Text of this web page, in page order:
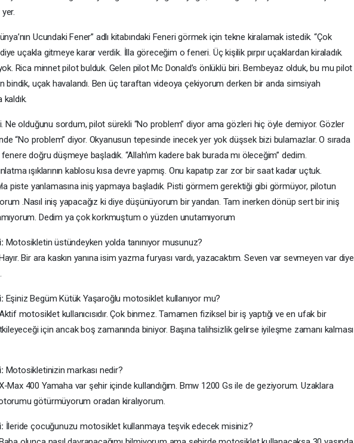
Ucundaki Fener” adlı kitabındaki Feneri görmek için tekne kiralamak istedik. “Çok
diye uçakla gitmeye karar verdik. İlla göreceğim o feneri. Üç kişilik pırpır uçaklardan kiraladık.
Rica minnet pilot bulduk. Gelen pilot Mc Donald’s önlüklü biri. Bembeyaz olduk, bu mu pilot
bindik, uçak havalandı. Ben üç taraftan videoya çekiyorum derken bir anda simsiyah
Ne olduğunu sordum, pilot sürekli “No problem” diyor ama gözleri hiç öyle demiyor. Gözler
“No problem” diyor. Okyanusun tepesinde inecek yer yok düşsek bizi bulamazlar. O sırada
doğru düşmeye başladık. “Allah’ım kadere bak burada mı öleceğim” dedim.
ışıklarının kablosu kısa devre yapmış. Onu kapatıp zar zor bir saat kadar uçtuk.
piste yanlamasına iniş yapmaya başladık. Pisti görmem gerektiği gibi görmüyor, pilotun
.Nasıl iniş yapacağız ki diye düşünüyorum bir yandan. Tam inerken dönüp sert bir iniş
Dedim ya çok korkmuştum o yüzden unutamıyorum
Motosikletin üstündeyken yolda tanınıyor musunuz?
Bir ara kaskın yanına isim yazma furyası vardı, yazacaktım. Seven var sevmeyen var diye
Eşiniz Begüm Kütük Yaşaroğlu motosiklet kullanıyor mu?
motosiklet kullanıcısıdır. Çok binmez. Tamamen fiziksel bir iş yaptığı ve en ufak bir
için ancak boş zamanında biniyor. Başına talihsizlik gelirse iyileşme zamanı kalması
Motosikletinizin markası nedir?
Max 400 Yamaha var şehir içinde kullandığım. Bmw 1200 Gs ile de geziyorum. Uzaklara
götürmüyorum oradan kiralıyorum.
İleride çocuğunuzu motosiklet kullanmaya teşvik edecek misiniz?